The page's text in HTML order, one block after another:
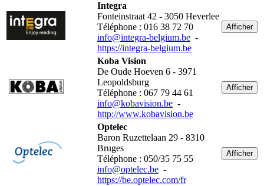
Integra
Fonteinstraat 42 - 3050 Heverlee
Téléphone : 016 38 72 70
info@integra-belgium.be -
https://integra-belgium.be
Afficher
Koba Vision
De Oude Hoeven 6 - 3971
Leopoldsburg
Téléphone : 067 79 44 61
info@kobavision.be -
http://www.kobavision.be
Afficher
Optelec
Baron Ruzettelaan 29 - 8310
Bruges
Téléphone : 050/35 75 55
info@optelec.be -
https://be.optelec.com/fr
Afficher